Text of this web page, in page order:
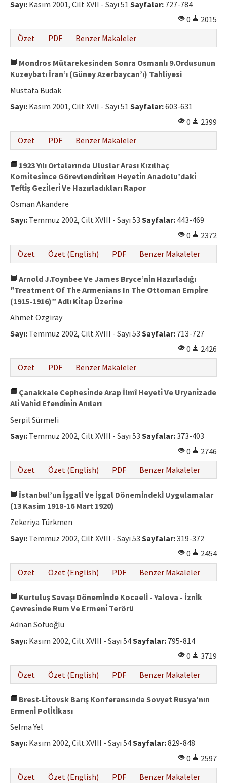
Sayı: Kasım 2001, Cilt XVII - Sayı 51 Sayfalar: 727-784
0
2015
Özet
PDF Benzer Makaleler
Mondros Mütarekesinden Sonra Osmanlı 9.Ordusunun
Kuzeybatı İran’ı (Güney Azerbaycan’ı) Tahliyesi
Mustafa Budak
Sayı: Kasım 2001, Cilt XVII - Sayı 51 Sayfalar:603-631
0
2399
Özet
PDF Benzer Makaleler
1923 Yılı Ortalarında Uluslar Arası Kızılhaç
Komi̇tesi̇nce Görevlendi̇ri̇len Heyeti̇n Anadolu’daki̇
Tefti̇ş Gezi̇leri̇ Ve Hazırladıkları Rapor
Osman Akandere
Sayı: Temmuz 2002, Cilt XVIII - Sayı 53 Sayfalar: 443-469
0
2372
Özet
Özet (English) PDF Benzer Makaleler
Arnold J.Toynbee Ve James Bryce’ni̇n Hazırladığı
"Treatment Of The Armenians In The Ottoman Empi̇re
(1915-1916)” Adlı Ki̇tap Üzeri̇ne
Ahmet Özgiray
Sayı: Temmuz 2002, Cilt XVIII - Sayı 53 Sayfalar: 713-727
0
2426
Özet
PDF Benzer Makaleler
Çanakkale Cephesi̇nde Arap İlmî Heyeti̇ Ve Uryani̇zade
Ali̇ Vahi̇d Efendi̇ni̇n Anıları
Serpil Sürmeli
Sayı: Temmuz 2002, Cilt XVIII - Sayı 53 Sayfalar:373-403
0
2746
Özet
Özet (English) PDF Benzer Makaleler
İstanbul’un İşgali̇ Ve İşgal Dönemi̇ndeki̇ Uygulamalar
(13 Kasim 1918-16 Mart 1920)
Zekeriya Türkmen
Sayı: Temmuz 2002, Cilt XVIII - Sayı 53 Sayfalar:319-372
0
2454
Özet
Özet (English) PDF Benzer Makaleler
Kurtuluş Savaşı Dönemi̇nde Kocaeli̇ - Yalova - İzni̇k
Çevresi̇nde Rum Ve Ermeni̇ Terörü
Adnan Sofuoğlu
Sayı: Kasım 2002, Cilt XVIII - Sayı 54Sayfalar: 795-814
0
3719
Özet
Özet (English) PDF Benzer Makaleler
Brest-Li̇tovsk Barış Konferansında Sovyet Rusya'nın
Ermeni̇ Poli̇ti̇kası
Selma Yel
Sayı: Kasım 2002, Cilt XVIII - Sayı 54Sayfalar:829-848
0
2597
Özet
Özet (English) PDF Benzer Makaleler